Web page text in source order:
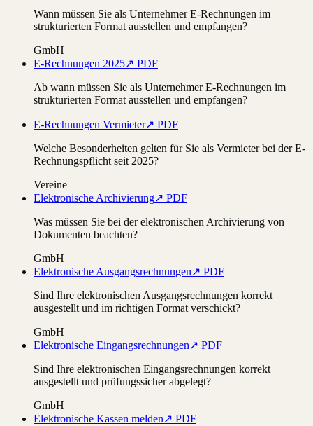
Wann müssen Sie als Unternehmer E-Rechnungen im
strukturierten Format ausstellen und empfangen?
GmbH
E-Rechnungen 2025↗ PDF
Ab wann müssen Sie als Unternehmer E-Rechnungen im
strukturierten Format ausstellen und empfangen?
E-Rechnungen Vermieter↗ PDF
Welche Besonderheiten gelten für Sie als Vermieter bei der E-
Rechnungspflicht seit 2025?
Vereine
Elektronische Archivierung↗ PDF
Was müssen Sie bei der elektronischen Archivierung von
Dokumenten beachten?
GmbH
Elektronische Ausgangsrechnungen↗ PDF
Sind Ihre elektronischen Ausgangsrechnungen korrekt
ausgestellt und im richtigen Format verschickt?
GmbH
Elektronische Eingangsrechnungen↗ PDF
Sind Ihre elektronischen Eingangsrechnungen korrekt
ausgestellt und prüfungssicher abgelegt?
GmbH
Elektronische Kassen melden↗ PDF